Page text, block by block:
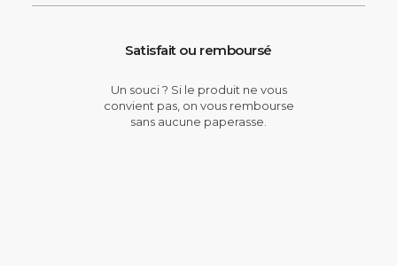
Satisfait ou remboursé
Un souci ? Si le produit ne vous
convient pas, on vous rembourse
sans aucune paperasse.